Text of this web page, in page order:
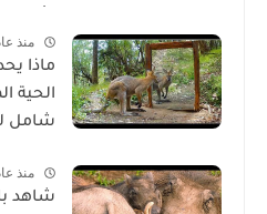
منذ
ماذا
الحية
شامل
منذ
شاهد